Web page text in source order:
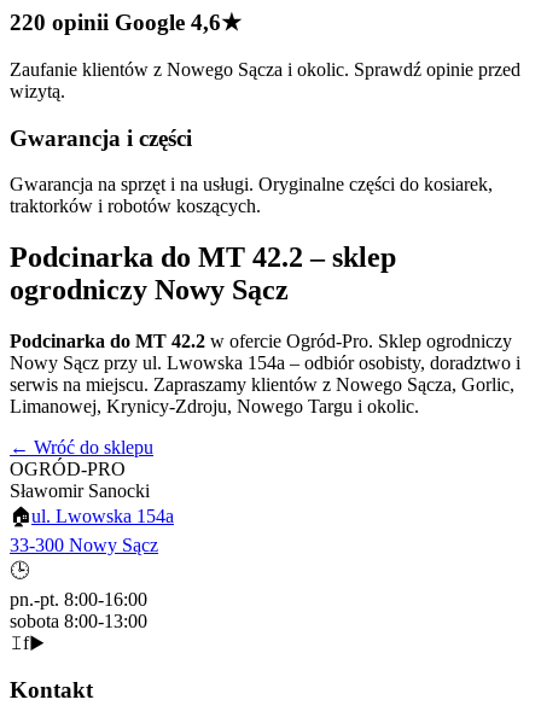
220 opinii Google 4,6★
Zaufanie klientów z Nowego Sącza i okolic. Sprawdź opinie przed
wizytą.
Gwarancja i części
Gwarancja na sprzęt i na usługi. Oryginalne części do kosiarek,
traktorków i robotów koszących.
Podcinarka do MT 42.2 – sklep
ogrodniczy Nowy Sącz
Podcinarka do MT 42.2 w ofercie Ogród-Pro. Sklep ogrodniczy
Nowy Sącz przy ul. Lwowska 154a – odbiór osobisty, doradztwo i
serwis na miejscu. Zapraszamy klientów z Nowego Sącza, Gorlic,
Limanowej, Krynicy-Zdroju, Nowego Targu i okolic.
← Wróć do sklepu
OGRÓD-PRO
Sławomir Sanocki
🏠ul. Lwowska 154a
33-300 Nowy Sącz
🕒
pn.-pt. 8:00-16:00
sobota 8:00-13:00
𝙸f▶
Kontakt